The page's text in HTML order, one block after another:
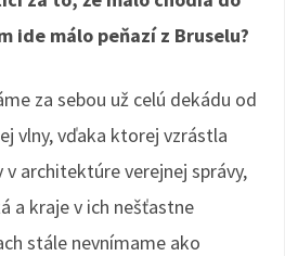
ide málo peňazí z Bruselu?
za sebou už celú dekádu od
vlny, vďaka ktorej vzrástla
architektúre verejnej správy,
a kraje v ich nešťastne
stále nevnímame ako